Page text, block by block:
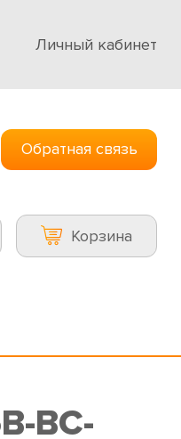
Личный кабинет
Обратная связь
Корзина
BC-